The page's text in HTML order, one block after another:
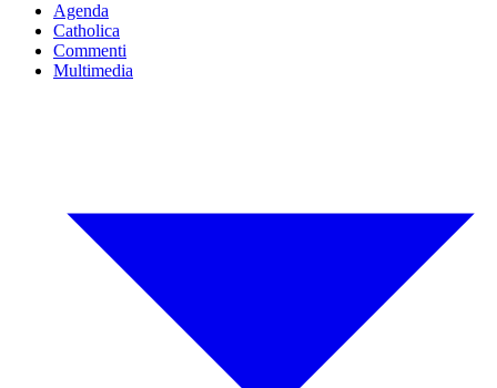
Agenda
Catholica
Commenti
Multimedia